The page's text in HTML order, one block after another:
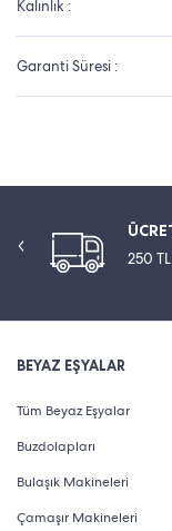
Kalınlık :
Garanti Süresi :
250
BEYAZ EŞYALAR
Tüm Beyaz Eşyalar
Buzdolapları
Bulaşık Makineleri
Çamaşır Makineleri